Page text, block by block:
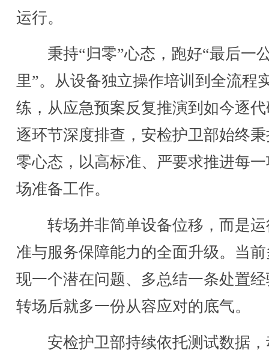
运行。
秉持“归零”心态，跑好“最后一
里”。从设备独立操作培训到全流程
练，从应急预案反复推演到如今逐
逐环节深度排查，安检护卫部始终
零心态，以高标准、严要求推进每
场准备工作。
转场并非简单设备位移，而是运
准与服务保障能力的全面升级。当
现一个潜在问题、多总结一条处置
转场后就多一份从容应对的底气。
安检护卫部持续依托测试数据，